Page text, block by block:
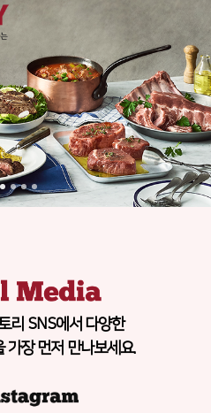
리 SNS에서 다양한
가장 먼저 만나보세요.